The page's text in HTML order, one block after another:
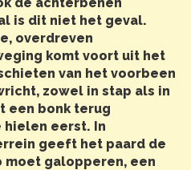
is dit niet het geval.
overdreven
komt voort uit het
van het voorbeen
zowel in stap als in
een bonk terug
hielen eerst. In
geeft het paard de
galopperen, een